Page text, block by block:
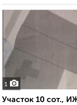
1
Участок 10 сот.,